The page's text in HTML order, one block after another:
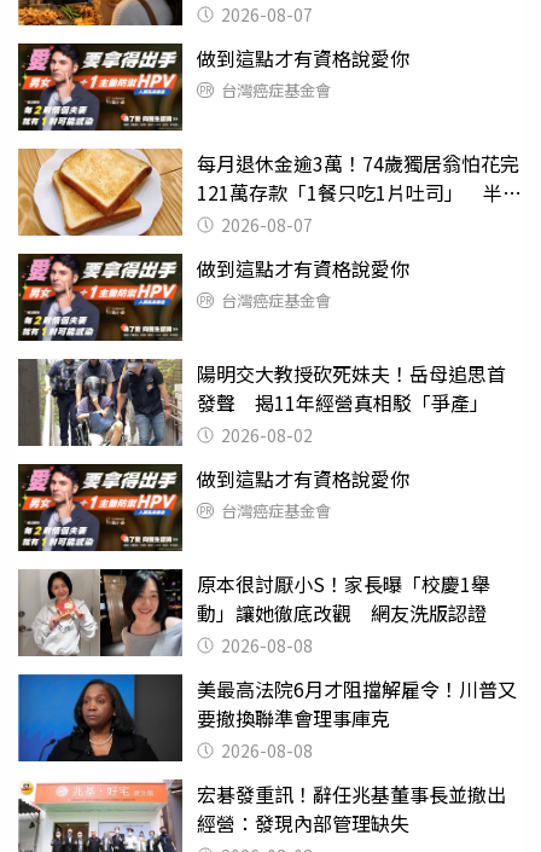
2026-08-07
做到這點才有資格說愛你
台灣癌症基金會
每月退休金逾3萬！74歲獨居翁怕花完
121萬存款「1餐只吃1片吐司」 半年
後暴瘦嚇壞女兒
2026-08-07
做到這點才有資格說愛你
台灣癌症基金會
陽明交大教授砍死妹夫！岳母追思首
發聲 揭11年經營真相駁「爭產」
2026-08-02
做到這點才有資格說愛你
台灣癌症基金會
原本很討厭小S！家長曝「校慶1舉
動」讓她徹底改觀 網友洗版認證
2026-08-08
美最高法院6月才阻擋解雇令！川普又
要撤換聯準會理事庫克
2026-08-08
宏碁發重訊！辭任兆基董事長並撤出
經營：發現內部管理缺失